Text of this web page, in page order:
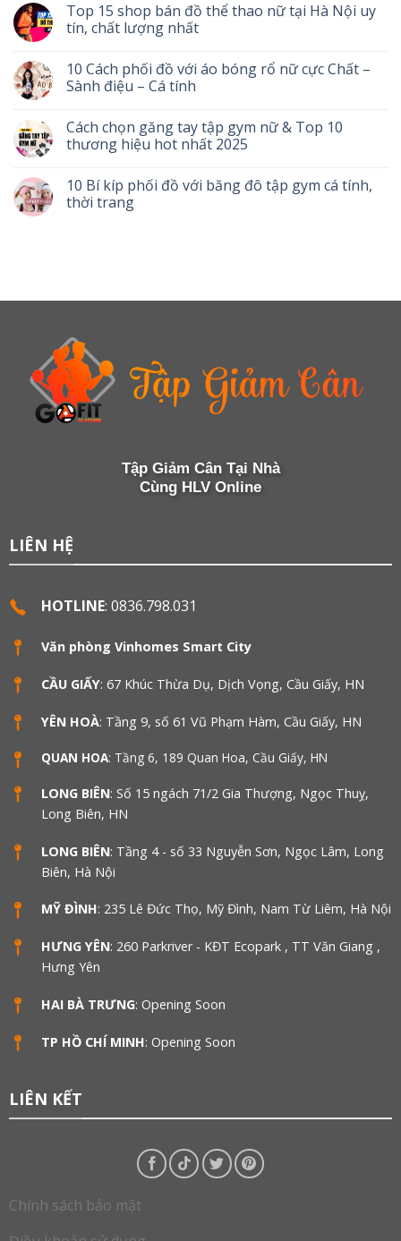
Top 15 shop bán đồ thể thao nữ tại Hà Nội uy
tín, chất lượng nhất
10 Cách phối đồ với áo bóng rổ nữ cực Chất –
Sành điệu – Cá tính
Cách chọn găng tay tập gym nữ & Top 10
thương hiệu hot nhất 2025
10 Bí kíp phối đồ với băng đô tập gym cá tính,
thời trang
Tập Giảm Cân Tại Nhà
Cùng HLV Online
LIÊN HỆ
HOTLINE: 0836.798.031
Văn phòng Vinhomes Smart City
CẦU GIẤY: 67 Khúc Thừa Dụ, Dịch Vọng, Cầu Giấy, HN
YÊN HOÀ: Tầng 9, số 61 Vũ Phạm Hàm, Cầu Giấy, HN
QUAN HOA: Tầng 6, 189 Quan Hoa, Cầu Giấy, HN
LONG BIÊN: Số 15 ngách 71/2 Gia Thượng, Ngọc Thuỵ,
Long Biên, HN
LONG BIÊN: Tầng 4 - số 33 Nguyễn Sơn, Ngọc Lâm, Long
Biên, Hà Nội
MỸ ĐÌNH: 235 Lê Đức Thọ, Mỹ Đình, Nam Từ Liêm, Hà Nội
HƯNG YÊN: 260 Parkriver - KĐT Ecopark , TT Văn Giang ,
Hưng Yên
HAI BÀ TRƯNG: Opening Soon
TP HỒ CHÍ MINH: Opening Soon
LIÊN KẾT
Chính sách bảo mật